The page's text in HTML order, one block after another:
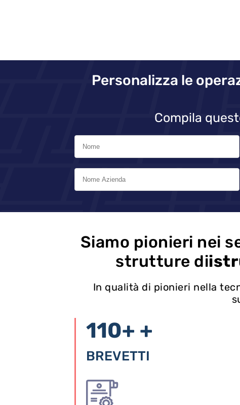
Personalizza le
Compila
Siamo pionieri nei
strutture di
In qualità di pionieri nella
110+ +
BREVETTI